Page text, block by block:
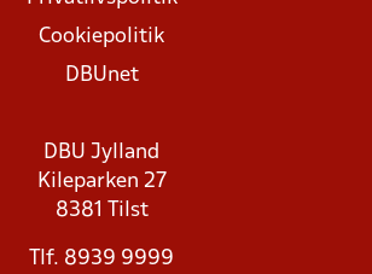
Cookiepolitik
DBUnet
DBU Jylland
Kileparken 27
8381 Tilst
Tlf. 8939 9999